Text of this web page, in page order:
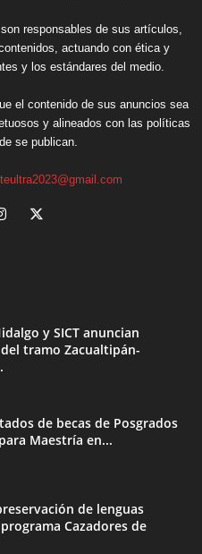
responsables de sus artículos,
actuando con ética y
y los estándares del medio.
el contenido de sus anuncios sea
y alineados con las políticas
se publican.
y SICT anuncian
tramo Zacualtipán-
de becas de Posgrados
Maestría en...
de lenguas
Cazadores de